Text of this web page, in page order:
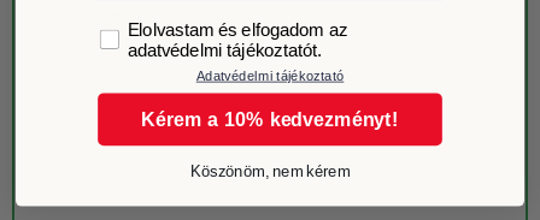
GDPRElolvastam és elfogadom az
adatvédelmi tájékoztatót.
Adatvédelmi tájékoztató
Kérem a 10% kedvezményt!
Köszönöm, nem kérem